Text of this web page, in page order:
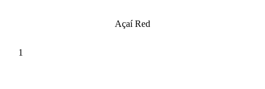
Açaí Red